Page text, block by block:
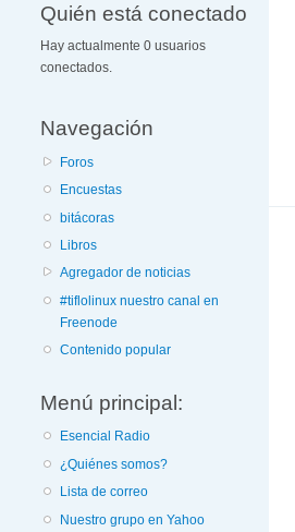
Quién está conectado
Hay actualmente 0 usuarios
conectados.
Navegación
Foros
Encuestas
bitácoras
Libros
Agregador de noticias
#tiflolinux nuestro canal en
Freenode
Contenido popular
Menú principal:
Esencial Radio
¿Quiénes somos?
Lista de correo
Nuestro grupo en Yahoo